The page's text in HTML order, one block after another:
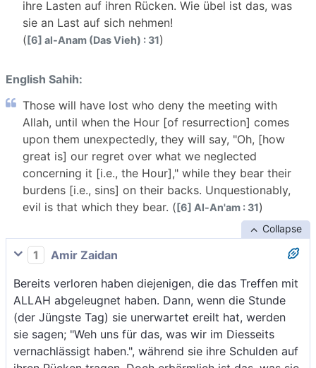
ihre Lasten auf ihren Rücken. Wie übel ist das, was
sie an Last auf sich nehmen!
([6] al-Anam (Das Vieh) : 31)
English Sahih:
Those will have lost who deny the meeting with
Allah, until when the Hour [of resurrection] comes
upon them unexpectedly, they will say, "Oh, [how
great is] our regret over what we neglected
concerning it [i.e., the Hour]," while they bear their
burdens [i.e., sins] on their backs. Unquestionably,
evil is that which they bear. ([6] Al-An'am : 31)
Collapse
1
Amir Zaidan
Bereits verloren haben diejenigen, die das Treffen mit
ALLAH abgeleugnet haben. Dann, wenn die Stunde
(der Jüngste Tag) sie unerwartet ereilt hat, werden
sie sagen; "Weh uns für das, was wir im Diesseits
vernachlässigt haben.", während sie ihre Schulden auf